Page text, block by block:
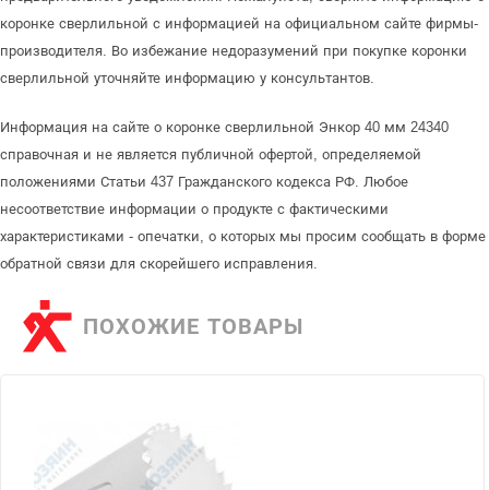
коронке сверлильной с информацией на официальном сайте фирмы-
производителя. Во избежание недоразумений при покупке коронки
сверлильной уточняйте информацию у консультантов.
Информация на сайте о коронке сверлильной Энкор 40 мм 24340
справочная и не является публичной офертой, определяемой
положениями Статьи 437 Гражданского кодекса РФ. Любое
несоответствие информации о продукте с фактическими
характеристиками - опечатки, о которых мы просим сообщать в форме
обратной связи для скорейшего исправления.
ПОХОЖИЕ ТОВАРЫ